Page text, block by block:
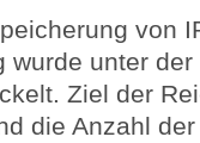
von
wurde unter
Ziel der
die Anzahl